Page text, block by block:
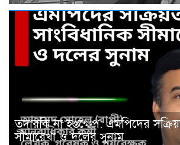
তদারকি না হস্তক্ষেপ: এমপিদের
সীমারেখা ও দলের সুনাম